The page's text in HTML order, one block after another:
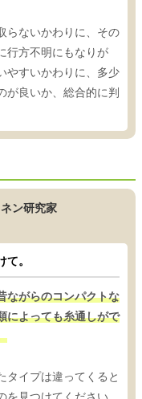
らないかわりに、その
行方不明にもなりが
やすいかわりに、多少
が良いか、総合的に判
ン研究家
。
ながらのコンパクトな
によっても糸通しがで
タイプは違ってくると